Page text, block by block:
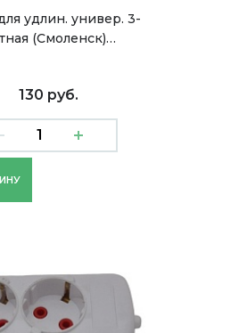
удлин. универ. 3-
(Смоленск)…
130 руб.